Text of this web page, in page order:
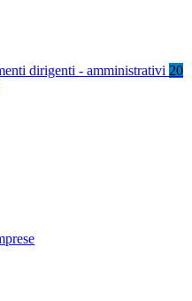
dirigenti - amministrativi 20